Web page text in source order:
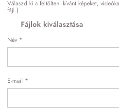
Válaszd ki a feltölteni kívánt képeket,
fájl.)
Fájlok kiválasztása
Név *
E-mail *